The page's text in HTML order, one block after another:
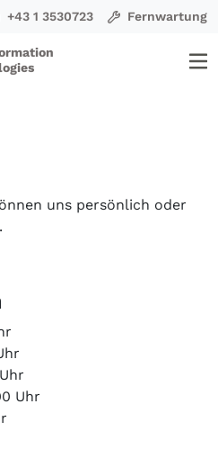
+43 1 3530723 Fernwartung
uns persönlich oder
Uhr